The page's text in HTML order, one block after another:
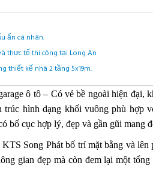
ấn cá nhân.
thực tế thi công tại Long An
thiết kế nhà 2 tầng 5x19m.
ô tô – Có vẻ bề ngoài hiện đại,
hình dạng khối vuông phù hợp
bố cục hợp lý, đẹp và gần gũi mang
Song Phát bố trí mặt bằng và lên
gian đẹp mà còn đem lại một